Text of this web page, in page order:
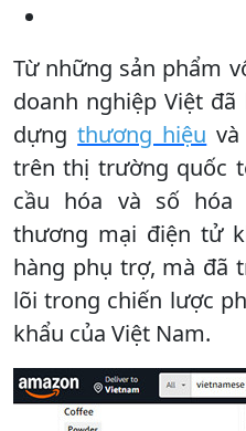
Từ những sản phẩm
doanh nghiệp Việt
dựngthương hiệu
trên thị trường quốc
cầu hóa và số hóa
thương mại điện tử
hàng phụ trợ, mà đã
lõi trong chiến lược
khẩu của Việt Nam.